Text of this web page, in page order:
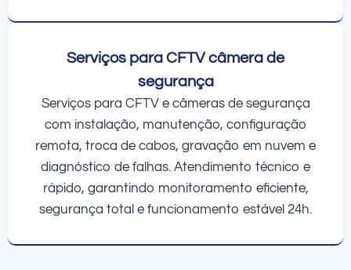
Serviços para CFTV câmera de
segurança
Serviços para CFTV e câmeras de segurança
com instalação, manutenção, configuração
remota, troca de cabos, gravação em nuvem e
diagnóstico de falhas. Atendimento técnico e
rápido, garantindo monitoramento eficiente,
segurança total e funcionamento estável 24h.